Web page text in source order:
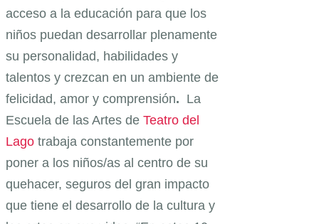
acceso a la educación para que los
niños puedan desarrollar plenamente
su personalidad, habilidades y
talentos y crezcan en un ambiente de
felicidad, amor y comprensión. La
Escuela de las Artes de Teatro del
Lago trabaja constantemente por
poner a los niños/as al centro de su
quehacer, seguros del gran impacto
que tiene el desarrollo de la cultura y